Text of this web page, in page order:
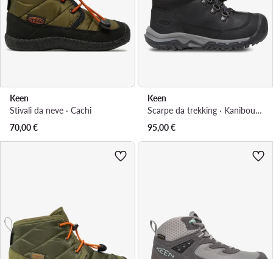
Keen
Stivali da neve · Cachi
70,00€
Keen
Scarpe da trekking · Kanibou Wp 1028084-10 · Grigio
95,00€